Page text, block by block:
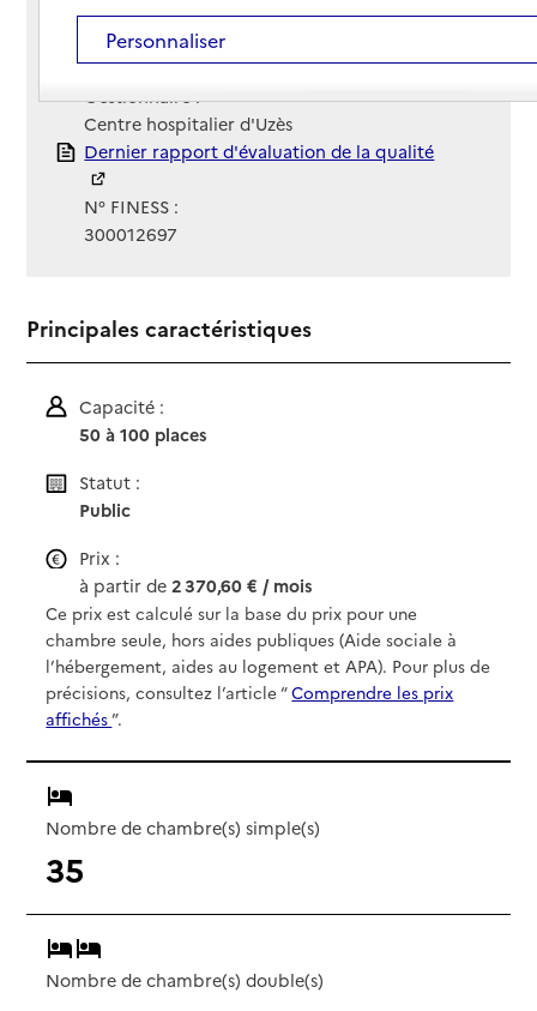
04 66 63 71 02
Contact
Contact
Site Internet
Site internet non renseigné
Gestionnaire :
Centre hospitalier d'Uzès
Rapport HAS
Dernier rapport d'évaluation de la qualité
N° FINESS :
300012697
Principales caractéristiques
Capacité :
50 à 100 places
Statut :
Public
Prix :
à partir de2 370,60 € / mois
Ce prix est calculé sur la base du prix pour une
chambre seule, hors aides publiques (Aide sociale à
l’hébergement, aides au logement et APA). Pour plus de
précisions, consultez l’article “Comprendre les prix
affichés”.
Nombre de chambre(s) simple(s)
35
Nombre de chambre(s) double(s)
Personnaliser